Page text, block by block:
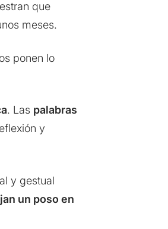
que
meses.
ponen lo
. Las palabras
y
y gestual
un poso en